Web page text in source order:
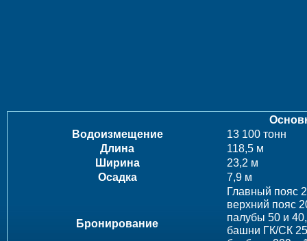
Водоизмещение
13 100 тонн
Длина
118,5 м
Ширина
23,2 м
Осадка
7,9 м
Бронирование
Главный пояс
верхний пояс
палубы 50 и 40,
башни ГК/СК